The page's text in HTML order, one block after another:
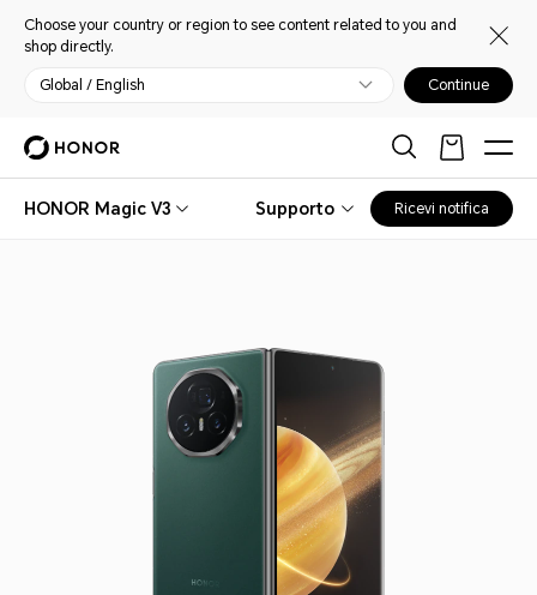
Choose your country or region to see content related to you and
shop directly.
Global / English Continue
HONOR Magic V3 Supporto Ricevi notifica